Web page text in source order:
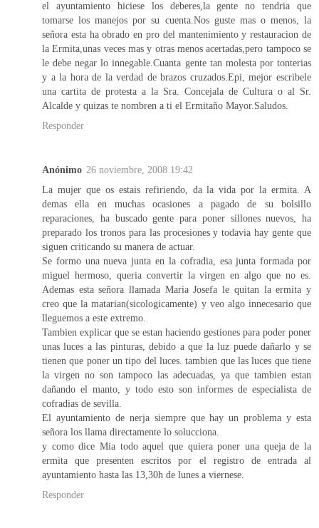
el ayuntamiento hiciese los deberes,la gente no tendria que
tomarse los manejos por su cuenta.Nos guste mas o menos, la
señora esta ha obrado en pro del mantenimiento y restauracion de
la Ermita,unas veces mas y otras menos acertadas,pero tampoco se
le debe negar lo innegable.Cuanta gente tan molesta por tonterias
y a la hora de la verdad de brazos cruzados.Epi, mejor escribele
una cartita de protesta a la Sra. Concejala de Cultura o al Sr.
Alcalde y quizas te nombren a ti el Ermitaño Mayor.Saludos.
Responder
Anónimo 26 noviembre, 2008 19:42
La mujer que os estais refiriendo, da la vida por la ermita. A
demas ella en muchas ocasiones a pagado de su bolsillo
reparaciones, ha buscado gente para poner sillones nuevos, ha
preparado los tronos para las procesiones y todavia hay gente que
siguen criticando su manera de actuar.
Se formo una nueva junta en la cofradia, esa junta formada por
miguel hermoso, queria convertir la virgen en algo que no es.
Ademas esta señora llamada Maria Josefa le quitan la ermita y
creo que la matarian(sicologicamente) y veo algo innecesario que
lleguemos a este extremo.
Tambien explicar que se estan haciendo gestiones para poder poner
unas luces a las pinturas, debido a que la luz puede dañarlo y se
tienen que poner un tipo del luces. tambien que las luces que tiene
la virgen no son tampoco las adecuadas, ya que tambien estan
dañando el manto, y todo esto son informes de especialista de
cofradias de sevilla.
El ayuntamiento de nerja siempre que hay un problema y esta
señora los llama directamente lo solucciona.
y como dice Mia todo aquel que quiera poner una queja de la
ermita que presenten escritos por el registro de entrada al
ayuntamiento hasta las 13,30h de lunes a viernese.
Responder